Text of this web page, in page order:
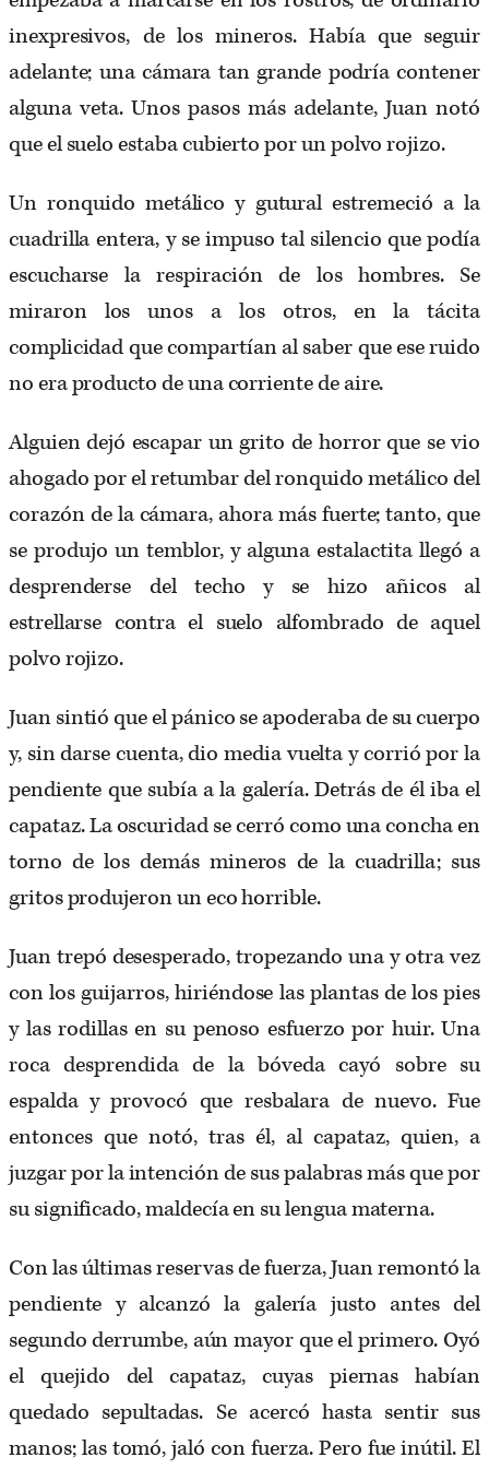
inexpresivos, de los mineros. Había que seguir
adelante; una cámara tan grande podría contener
alguna veta. Unos pasos más adelante, Juan notó
que el suelo estaba cubierto por un polvo rojizo.
Un ronquido metálico y gutural estremeció a la
cuadrilla entera, y se impuso tal silencio que podía
escucharse la respiración de los hombres. Se
miraron los unos a los otros, en la tácita
complicidad que compartían al saber que ese ruido
no era producto de una corriente de aire.
Alguien dejó escapar un grito de horror que se vio
ahogado por el retumbar del ronquido metálico del
corazón de la cámara, ahora más fuerte; tanto, que
se produjo un temblor, y alguna estalactita llegó a
desprenderse del techo y se hizo añicos al
estrellarse contra el suelo alfombrado de aquel
polvo rojizo.
Juan sintió que el pánico se apoderaba de su cuerpo
y, sin darse cuenta, dio media vuelta y corrió por la
pendiente que subía a la galería. Detrás de él iba el
capataz. La oscuridad se cerró como una concha en
torno de los demás mineros de la cuadrilla; sus
gritos produjeron un eco horrible.
Juan trepó desesperado, tropezando una y otra vez
con los guijarros, hiriéndose las plantas de los pies
y las rodillas en su penoso esfuerzo por huir. Una
roca desprendida de la bóveda cayó sobre su
espalda y provocó que resbalara de nuevo. Fue
entonces que notó, tras él, al capataz, quien, a
juzgar por la intención de sus palabras más que por
su significado, maldecía en su lengua materna.
Con las últimas reservas de fuerza, Juan remontó la
pendiente y alcanzó la galería justo antes del
segundo derrumbe, aún mayor que el primero. Oyó
el quejido del capataz, cuyas piernas habían
quedado sepultadas. Se acercó hasta sentir sus
manos; las tomó, jaló con fuerza. Pero fue inútil. El